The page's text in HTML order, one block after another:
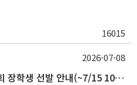
16015
2026학년도 2학기 삼일장학회 장학생 선발 안내(~7/15 10:00)
2026-07-08